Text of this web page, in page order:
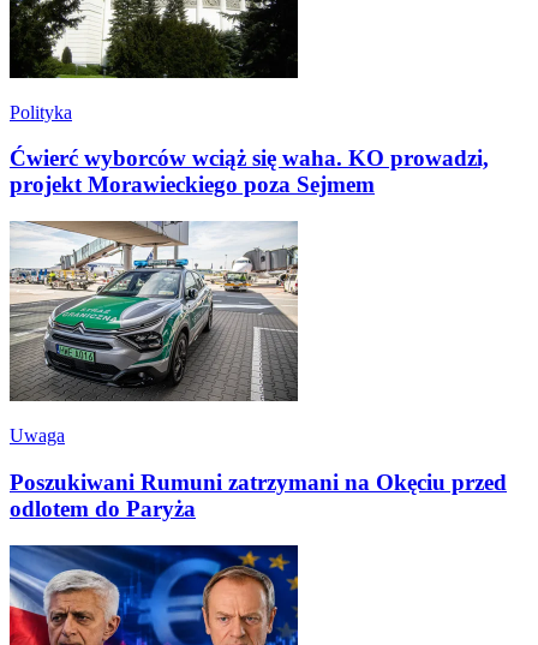
Polityka
Ćwierć wyborców wciąż się waha. KO prowadzi,
projekt Morawieckiego poza Sejmem
Uwaga
Poszukiwani Rumuni zatrzymani na Okęciu przed
odlotem do Paryża